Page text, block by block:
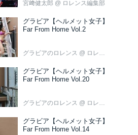
宮﨑健太郎 @ ロレンス編集部
グラビア【ヘルメット女子】
Far From Home Vol.2
グラビアのロレンス @ ロレンス編集部
グラビア【ヘルメット女子】
Far From Home Vol.20
グラビアのロレンス @ ロレンス編集部
グラビア【ヘルメット女子】
Far From Home Vol.14